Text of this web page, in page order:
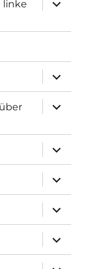
linke
anzeigen
anzeigen
anzeigen
anzeigen
anzeigen
anzeigen
anzeigen